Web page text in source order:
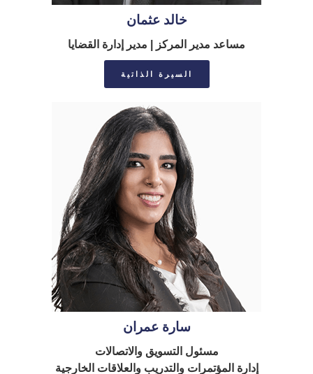
خالد عثمان
مساعد مدير المركز | مدير إدارة القضايا
السيرة الذاتية
سارة عمران
مسئول التسويق والاتصالات
إدارة المؤتمرات والتدريب والعلاقات الخارجية